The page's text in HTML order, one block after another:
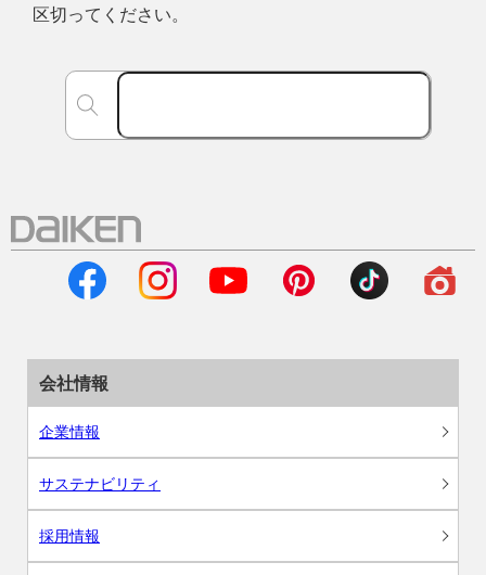
区切ってください。
会社情報
企業情報
サステナビリティ
採用情報